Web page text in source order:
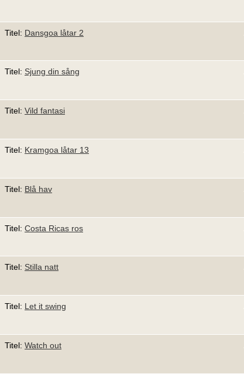
Titel: Dansgoa låtar 2
Titel: Sjung din sång
Titel: Vild fantasi
Titel: Kramgoa låtar 13
Titel: Blå hav
Titel: Costa Ricas ros
Titel: Stilla natt
Titel: Let it swing
Titel: Watch out